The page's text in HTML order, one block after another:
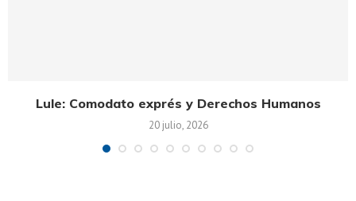
Lule: Comodato exprés y Derechos Humanos
20 julio, 2026